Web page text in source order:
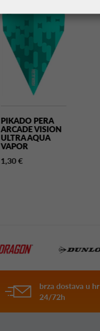
PIKADO PERA
ARCADE VISION
ULTRA AQUA
VAPOR
1,30 €
brza dostava u hr
24/72h